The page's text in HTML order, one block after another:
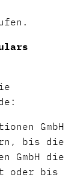
GmbH
bis die
GmbH die
oder bis